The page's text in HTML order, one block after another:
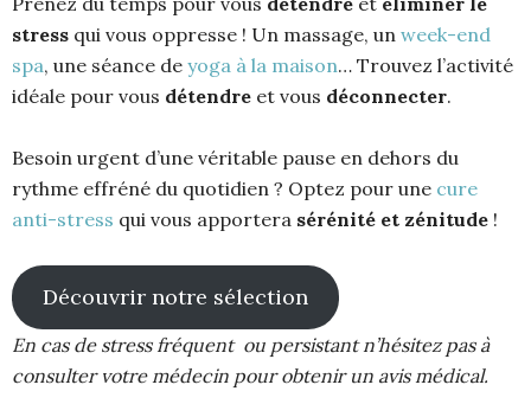
stress qui vous oppresse ! Un massage, un week-end
spa, une séance de yoga à la maison… Trouvez l’activité
idéale pour vous détendre et vous déconnecter.
Besoin urgent d’une véritable pause en dehors du
rythme effréné du quotidien ? Optez pour une cure
anti-stress qui vous apportera sérénité et zénitude !
Découvrir notre sélection
En cas de stress fréquent ou persistant n’hésitez pas à
consulter votre médecin pour obtenir un avis médical.